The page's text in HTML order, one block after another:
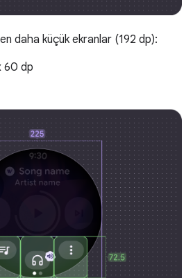
daha küçük ekranlar (192 dp):
60 dp